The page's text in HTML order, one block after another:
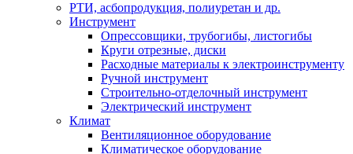
РТИ, асбопродукция, полиуретан и др.
Инструмент
Опрессовщики, трубогибы, листогибы
Круги отрезные, диски
Расходные материалы к электроинструменту
Ручной инструмент
Строительно-отделочный инструмент
Электрический инструмент
Климат
Вентиляционное оборудование
Климатическое оборудование